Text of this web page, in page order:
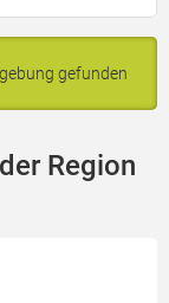
gefunden
Region